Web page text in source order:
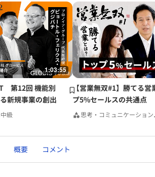
していきたいと思いました。
1:03:55
第12回 機能別
新規事業の創出
中級
【営業無双#1】勝てる営
プ5%セールスの共通点
思考・コミュニケーション
概要 コメント